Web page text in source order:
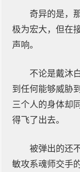
奇异的是，
极为宏大，但在
声响。
不论是戴沐
到任何能够威胁
三个人的身体却
得飞了出去。
被弹出的还
敏攻系魂师交手